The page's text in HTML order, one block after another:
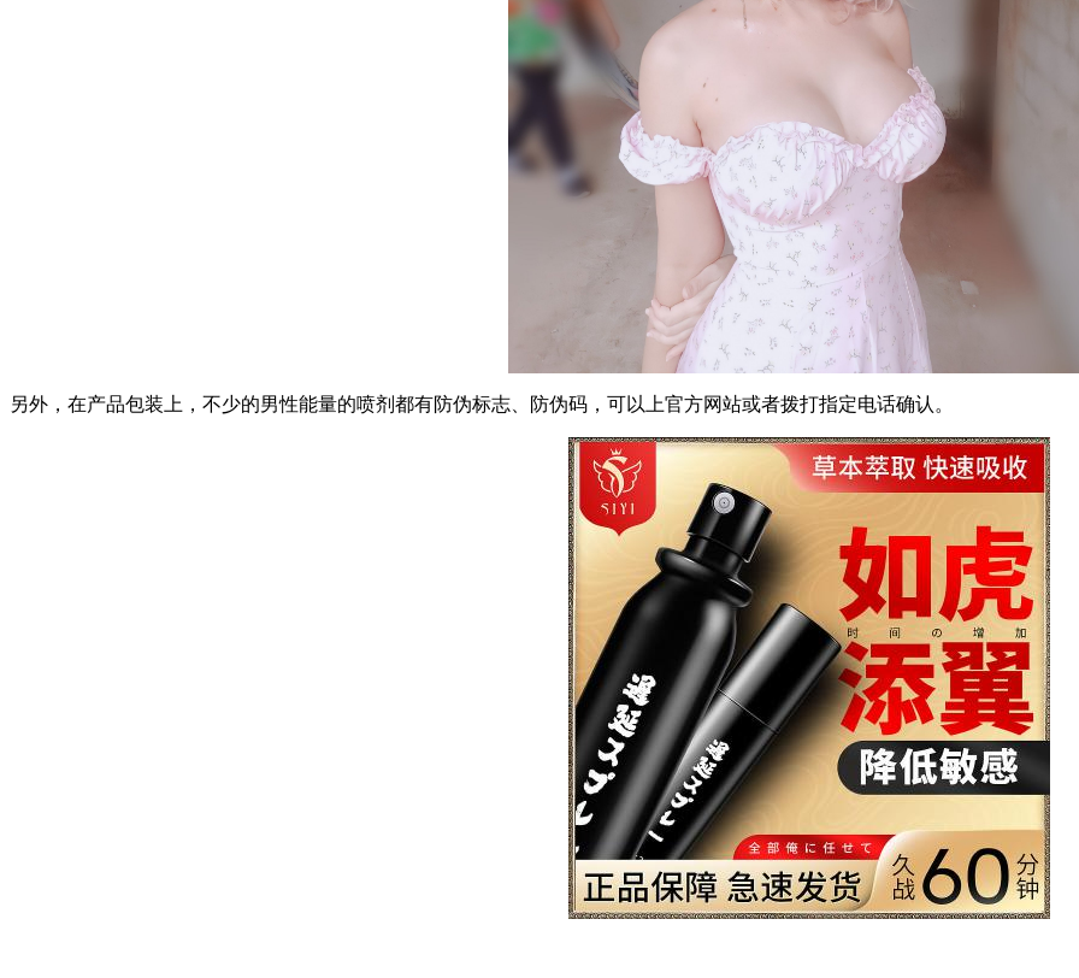
另外，在产品包装上，不少的男性能量的喷剂都有防伪标志、防伪码，可以上官方网站或者拨打指定电话确认。